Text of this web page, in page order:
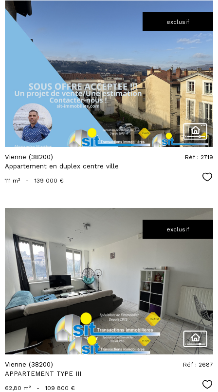
exclusif
voir le
bien
Vienne (38200)
Appartement en duplex centre ville
Réf : 2719
111 m² - 139 000 €
exclusif
voir le
bien
Vienne (38200)
APPARTEMENT TYPE III
Réf : 2687
62,80 m² - 109 800 €